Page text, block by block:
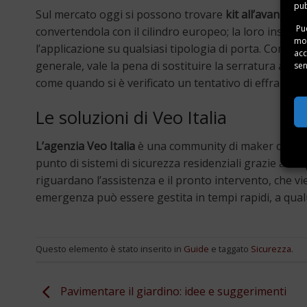
Sul mercato oggi si possono trovare kit
convertendola con il cilindro europeo; la loro
l’applicazione su qualsiasi tipologia di porta.
generale, vale la pena di sostituire la serratura
come quando si è verificato un tentativo di
Le soluzioni di Veo Italia
L’agenzia Veo Italia è una community di maker che
punto di sistemi di sicurezza residenziali grazie
riguardano l’assistenza e il pronto intervento, che
emergenza può essere gestita in tempi rapidi, a
Questo elemento è stato inserito in Guide e taggato Sicurezza.
Pavimentare il giardino: idee e suggerimenti